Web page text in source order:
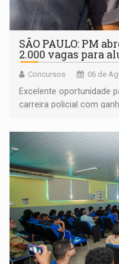
SÃO PAULO: PM
2.000 vagas para
Concursos 06 de
Excelente oportunidade
carreira policial com